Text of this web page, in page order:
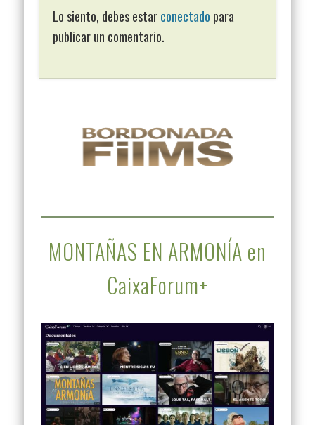
Lo siento, debes estarconectado para
publicar un comentario.
MONTAÑAS EN ARMONÍA en
CaixaForum+